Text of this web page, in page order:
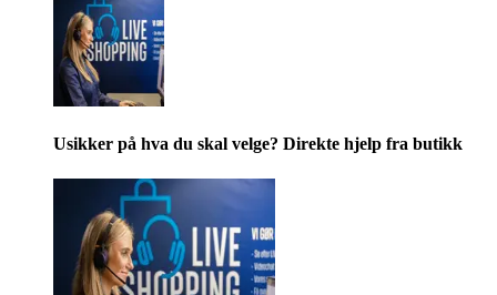
Usikker på hva du skal velge? Direkte hjelp fra butikk